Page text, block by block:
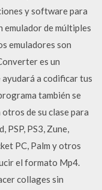
y software para
emulador de múltiples
emuladores son
es un
a codificar tus
también se
de su clase para
PSP, PS3, Zune,
PC, Palm y otros
el formato Mp4.
collages sin